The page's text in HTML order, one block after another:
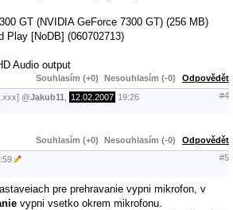
GT (NVIDIA GeForce 7300 GT) (256 MB)
Play [NoDB] (060702713)
Audio output
Souhlasím (+0) Nesouhlasím (-0) Odpovědět
@Jakub11 12.02.2007 19:26 #4
Souhlasím (+0) Nesouhlasím (-0) Odpovědět
#5
pre prehravanie vypni mikrofon, v
vypni vsetko okrem mikrofonu.